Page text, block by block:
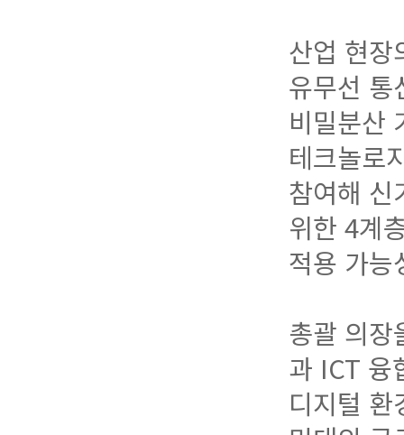
산업 현장
유무선 통
비밀분산
테크놀로
참여해 신
위한 4계
적용 가능
총괄 의
과 ICT 융
디지털